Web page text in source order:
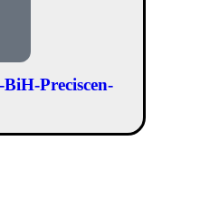
Preciscen-